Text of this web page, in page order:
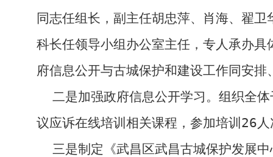
同志任组长，副主任胡忠萍、肖海、翟
科长任领导小组办公室主任，专人承办
府信息公开与古城保护和建设工作同安
二是加强政府信息公开学习。组织全
议应诉在线培训相关课程，参加培训 26
三是制定《武昌区武昌古城保护发展